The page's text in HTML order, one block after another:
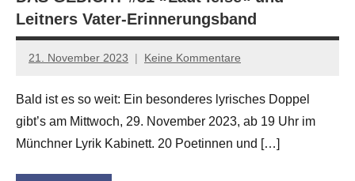
Leitners Vater-Erinnerungsband
21. November 2023
Jan-
Hornauer
für
dasgedichtblog
Keine Kommentare
Bald ist es so weit: Ein besonderes lyrisches Doppel
gibt’s am Mittwoch, 29. November 2023, ab 19 Uhr im
Münchner Lyrik Kabinett. 20 Poetinnen und […]